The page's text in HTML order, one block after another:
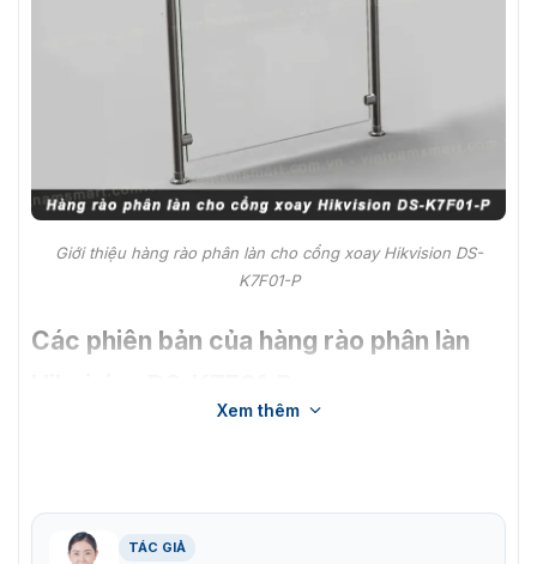
Giới thiệu hàng rào phân làn cho cổng xoay Hikvision DS-
K7F01-P
Các phiên bản của hàng rào phân làn
bản có sẵn của model DS-K7F01-P tại VietnamSmart:
Xem thêm
TÁC GIẢ